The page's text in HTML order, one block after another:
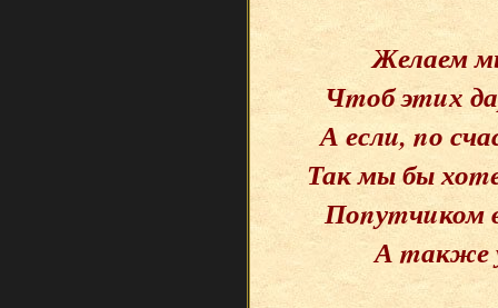
Желаем
Чmоб эmuх
А еслu, nо
Так мы бы
Поnуmчuком
А mакже